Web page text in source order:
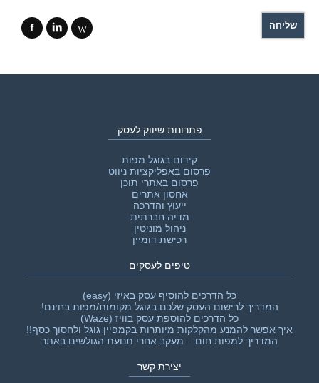
f i W
פתרונות שיווק לעסק
קידום בגוגל מפות
פרסום באפליקציות ניווט
פרסום באתרי תוכן
אחסון אתרים
ייעוץ והדרכה
מדיה חברתית
ניהול מוניטין
רכישת דומיין
טיפים לעסקים
כל הדרכים להוסיף עסק באיזי (easy)
המדריך לרישום העסק שלכם בגוגל מקומות/מפות בחינם!
כל הדרכים להוספת עסק בוויז (Waze)
איך אפשר להמנע מהקלקות מיותרות בקמפיין גוגל ולחסוך כסף!!‎
המדריך למפות חום – מעקב אחרי תנועת הגולשים באתר
יצירת קשר